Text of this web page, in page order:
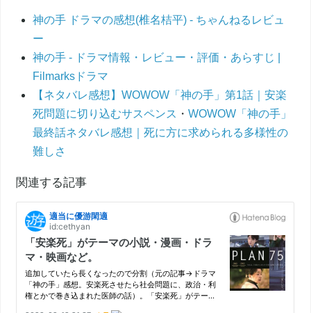
神の手 ドラマの感想(椎名桔平) - ちゃんねるレビュ
ー
神の手 - ドラマ情報・レビュー・評価・あらすじ |
Filmarksドラマ
【ネタバレ感想】WOWOW「神の手」第1話｜安楽
死問題に切り込むサスペンス ・WOWOW「神の手」
最終話ネタバレ感想｜死に方に求められる多様性の
難しさ
関連する記事